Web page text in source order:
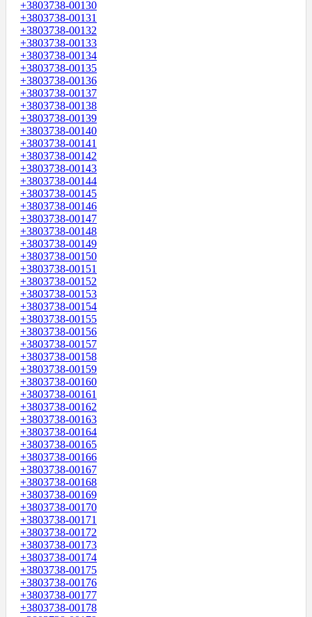
+3803738-00130
+3803738-00131
+3803738-00132
+3803738-00133
+3803738-00134
+3803738-00135
+3803738-00136
+3803738-00137
+3803738-00138
+3803738-00139
+3803738-00140
+3803738-00141
+3803738-00142
+3803738-00143
+3803738-00144
+3803738-00145
+3803738-00146
+3803738-00147
+3803738-00148
+3803738-00149
+3803738-00150
+3803738-00151
+3803738-00152
+3803738-00153
+3803738-00154
+3803738-00155
+3803738-00156
+3803738-00157
+3803738-00158
+3803738-00159
+3803738-00160
+3803738-00161
+3803738-00162
+3803738-00163
+3803738-00164
+3803738-00165
+3803738-00166
+3803738-00167
+3803738-00168
+3803738-00169
+3803738-00170
+3803738-00171
+3803738-00172
+3803738-00173
+3803738-00174
+3803738-00175
+3803738-00176
+3803738-00177
+3803738-00178